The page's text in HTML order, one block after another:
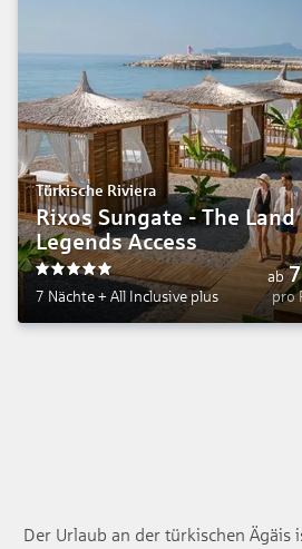
Türkische Riviera
Rixos Sungate - The Land
Legends Access
7 Nächte + All Inclusive plus
ab
pro
Der Urlaub an der türkischen Ägäis